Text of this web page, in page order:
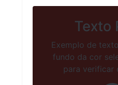
Texto
Exemplo de
fundo da cor
para verificar